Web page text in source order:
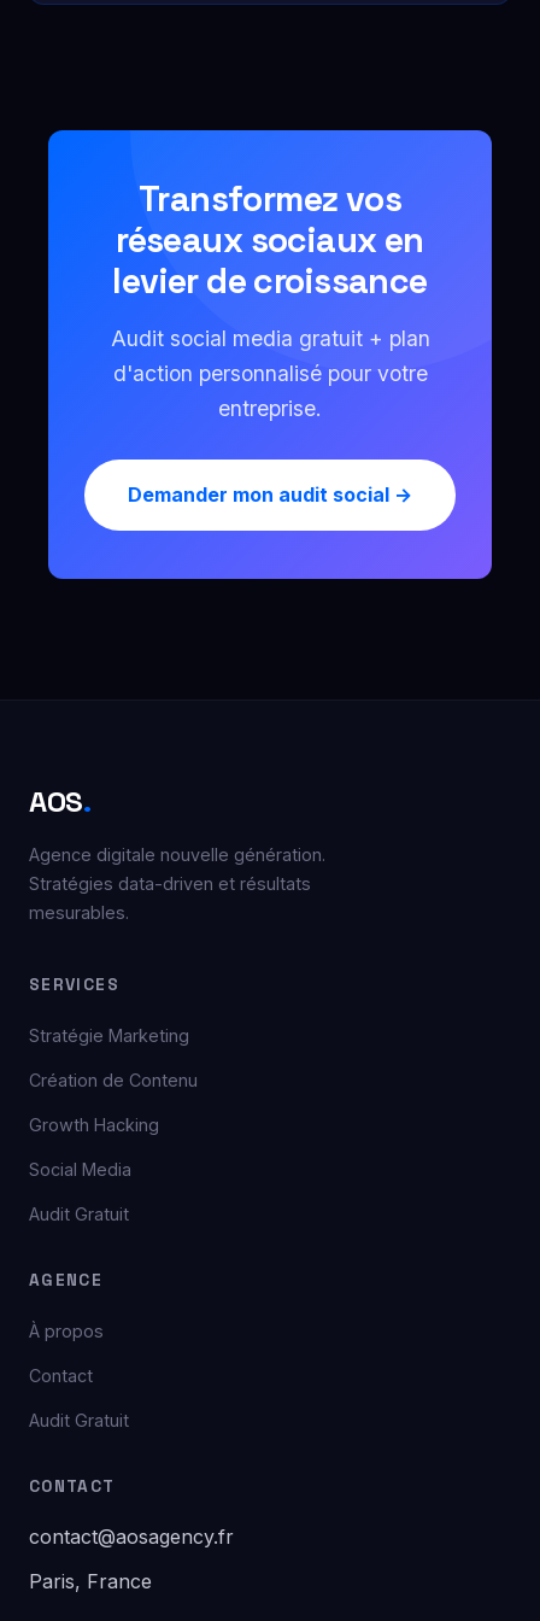
Transformez vos
réseaux sociaux en
levier de croissance
Audit social media gratuit + plan
d'action personnalisé pour votre
entreprise.
Demander mon audit social →
AOS.
Agence digitale nouvelle génération.
Stratégies data-driven et résultats
mesurables.
SERVICES
Stratégie Marketing
Création de Contenu
Growth Hacking
Social Media
Audit Gratuit
AGENCE
À propos
Contact
Audit Gratuit
CONTACT
contact@aosagency.fr
Paris, France